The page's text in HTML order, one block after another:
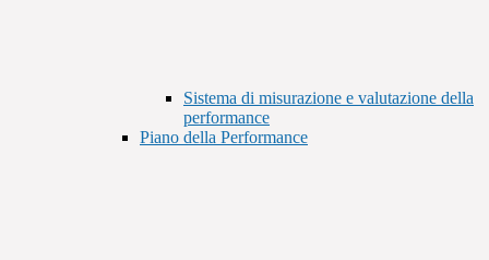
Sistema di misurazione e valutazione della
performance
Piano della Performance